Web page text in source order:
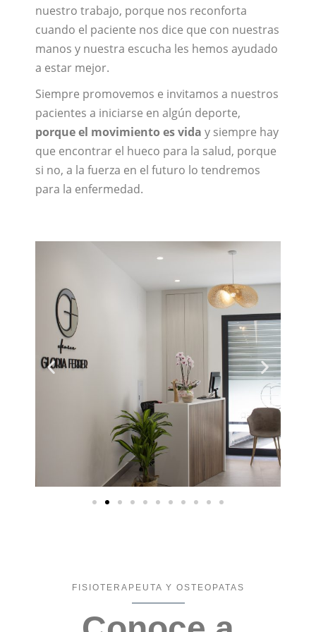
nuestro trabajo, porque nos reconforta
cuando el paciente nos dice que con nuestras
manos y nuestra escucha les hemos ayudado
a estar mejor.
Siempre promovemos e invitamos a nuestros
pacientes a iniciarse en algún deporte,
porque el movimiento es vida y siempre hay
que encontrar el hueco para la salud, porque
si no, a la fuerza en el futuro lo tendremos
para la enfermedad.
FISIOTERAPEUTA Y OSTEOPATAS